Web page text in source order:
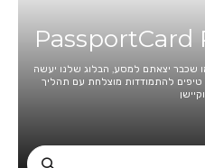
שכבר יצאתם למסע, הבלוג שלנו יעשה
להתמודדות מוצלחת עם תהליך